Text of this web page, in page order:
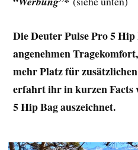
Die Deuter Pulse Pro 5
angenehmen
mehr Platz für
erfahrt ihr in kurzen Facts
5 Hip Bag auszeichnet.